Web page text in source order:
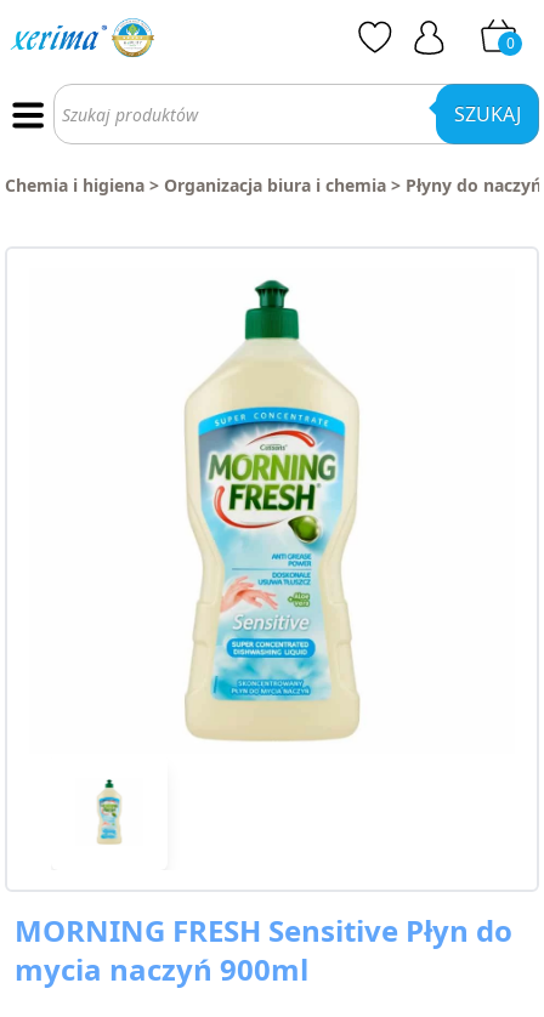
0
Wyszukiwarka
produktów SZUKAJ
Chemia i higiena > Organizacja biura i chemia > Płyny do naczyń
MORNING FRESH Sensitive Płyn do
mycia naczyń 900ml